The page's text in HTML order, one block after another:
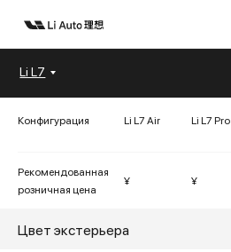
Модели
Покупателям
Владельцам
Авто в наличии
Бренд Дилеры
Li L7
Конфигурация Li L7 Air Li L7 Pro
Рекомендованная
розничная цена
¥ ¥
Цвет экстерьера